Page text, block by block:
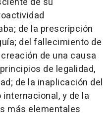
de la prescripción
del fallecimiento de
de una causa
de legalidad,
de la inaplicación del
y de la
más elementales